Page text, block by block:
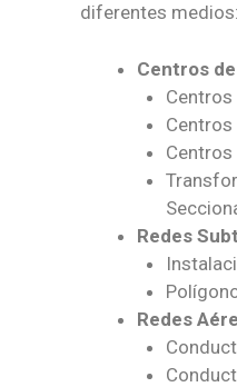
diferentes medios:
Centros
Redes
Redes